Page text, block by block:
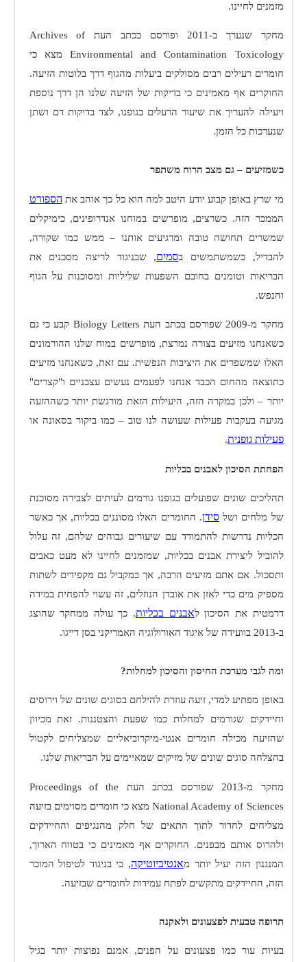
מזמנים לחיינו.
מחקר שנערך ב-2011 ופורסם בכתב העת
Archives of
Environmental and Contamination Toxicology מצא כי
חומרים רעילים רבים מסולקים ביעלות מהגוף דרך בלוטות הזיעה.
החוקרים אף מאמינים כי בדיקות של הזיעה שלנו הן דרך נוספת
ויעילה להעריך את שיעור הרעלים בגופנו, לצד בדיקות דם ושתן
שנערכות כל הזמן.
כשמזיעים – גם מצב הרוח משתפר
מי שרץ באופן קבוע יודע היטב למה הוא כל כך אוהב את הספורט
הממכר הזה. כשרצים, מופרשים במוחנו אנדרופינים, כימיקלים
שמשרים תחושה טובה ומרגיעים אותנו – ממש כמו שקורה,
להבדיל, כשמשתמשים בסמים, שבניגוד לריצה מסכנים את
הבריאות וטומנים בחובם השפעות שליליות ומסוכנות על הגוף
והנפש.
מחקר מ-2009 שפורסם בכתב העת Biology Letters קבע כי גם
כשאנחנו מזיעים בצורה נמרצת, מופרשים במוח שלנו ההורמונים
האלו שמשפרים את היציבות הנפשית. עם זאת, כשאנחנו מזיעים
כתוצאה מהחום הכבד אנחנו לפעמים נעשים עצבניים ו"קצרים"
יותר – ולכן במקרה הזה, היעילות הזאת מורגשת יותר כשההזעה
מגיעה בעקבות פעילות שעושה לנו טוב – כמו ביקור בסאונה או
פעילות גופנית.
הפחתת הסיכון לאבנים בכליות
תהליכים שונים שפועלים בגופנו גורמים לעיתים לצבירה מסוכנת
של מלחים ושלסידן. החומרים האלו מסוננים בכליות, אך כאשר
הכליות נדרשות להתמודד עם שיעורים גבוהים שלהם, זה עלול
להוביל ליצירת אבנים בכליות, שמזמנים לחיינו לא מעט כאבים
ותסכול. אם אתם מזיעים הרבה, אך במקביל גם מקפידים לשתות
מספיק מים כדי לאזן את אובדן הנוזלים, זה עשוי להפחית במידה
דרמטית את הסיכון לאבנים בכליות. כך עולה ממחקר שהוצג
ב-2013 בוועידה של איגוד האורולוגיה האמריקני בסן דייגו.
ומה לגבי מערכת החיסון והסיכון למחלות?
באופן מפתיע למדי, זיעה עוזרת להילחם בסוגים שונים של וירוסים
וחיידקים שגורמים למחלות כמו שפעת והצטננות. זאת מכיוון
שהזיעה מכילה חומרים אנטי-מיקרוביאליים שמצליחים לקטול
בהצלחה סוגים שונים של מזיקים שמאיימים על הבריאות שלנו.
מחקר מ-2013 שפורסם בכתב העת
Proceedings of the
National Academy of Sciencesמצא כי חומרים מסוימים בזיעה
מצליחים לחדור לתוך התאים של חלק מהנגיפים והחיידקים
ולהרוס אותם מבפנים. החוקרים אף מאמינים כי בטווח הארוך,
המנגנון הזה יעיל יותר מאנטיביוטיקה, כי בניגוד לטיפול המוכר
הזה, החיידקים מתקשים לפתח עמידות לחומרים שבזיעה.
תרופה טבעית לפצעונים ולאקנה
בעיות עור כמו פצעונים על הפנים, אמנם נפוצות יותר בגיל